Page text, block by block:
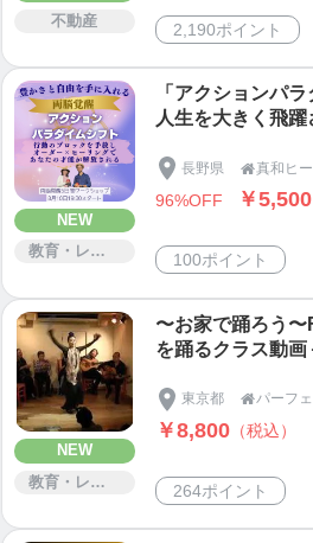
不動産
2,190ポイント
NEW
教育・レッスン・講習
「アクションパ
人生を大きく飛
長野県 真和ヒ
96%OFF ￥5,500
100ポイント
NEW
教育・レッスン・講習
〜お家で踊ろう〜
を踊るクラス動
東京都 パーフ
￥8,800 （税込）
264ポイント